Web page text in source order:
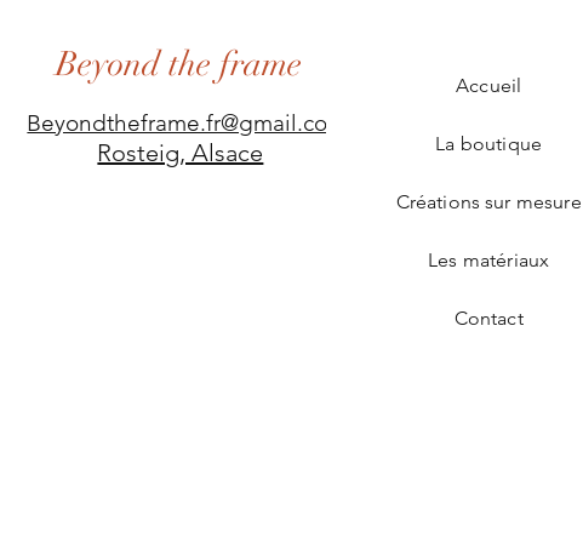
Beyond the frame
Beyondtheframe.fr@gmail.com
Rosteig, Alsace
Accueil
La boutique
Créations sur mesure
Les matériaux
Contact